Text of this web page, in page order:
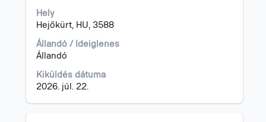
Hely
Hejőkürt, HU, 3588
Állandó / Ideiglenes
Állandó
Kiküldés dátuma
2026. júl. 22.
a
szóköz
billentyűvel
az
állásinformáció
tartalmának
megtekintéséhez.